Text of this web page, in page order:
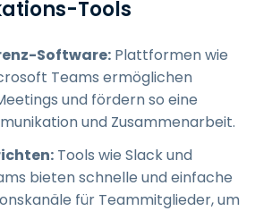
Tools
Software: Plattformen wie
Teams ermöglichen
und fördern so eine
und Zusammenarbeit.
Tools wie Slack und
bieten schnelle und einfache
für Teammitglieder, um